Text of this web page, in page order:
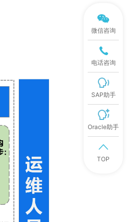
微信咨询
电话咨询
SAP助手
Oracle助手
TOP